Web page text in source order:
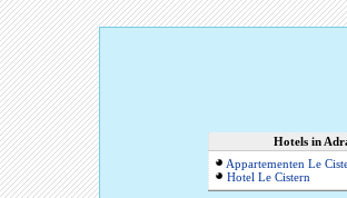
Hotels in
Appartementen Le
Hotel Le Cistern